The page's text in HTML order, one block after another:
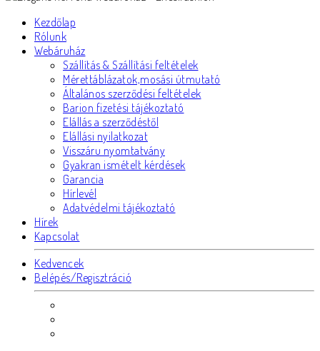
Kezdőlap
Rólunk
Webáruház
Szállítás & Szállítási feltételek
Mérettáblázatok,mosási útmutató
Általános szerződési feltételek
Barion fizetési tájékoztató
Elállás a szerződéstől
Elállási nyilatkozat
Visszáru nyomtatvány
Gyakran ismételt kérdések
Garancia
Hírlevél
Adatvédelmi tájékoztató
Hírek
Kapcsolat
Kedvencek
Belépés/Regisztráció